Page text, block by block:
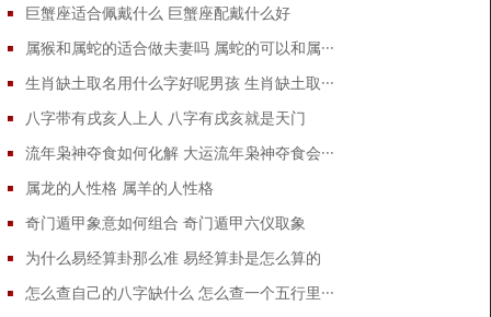
年月支是辰巳午未申戌，贵显。
11、丁丑日庚戌时生
时日相刑，伤妻害子。如果年月支是寅亥申酉，官至三品；是午未子
辰，且行金木运，贵显。
12、丁丑日辛亥时生
生于秋季，财旺；生于夏季，身旺；生于春季，印旺，以上都可以贵
有分寸，自重的特点。具有进取心，对人生没有非分的欲望。但处世
巨蟹座适合佩戴什么 巨蟹座配戴什么好
属猴和属蛇的适合做夫妻吗 属蛇的可以和属···
生肖缺土取名用什么字好呢男孩 生肖缺土取···
八字带有戌亥人上人 八字有戌亥就是天门
流年枭神夺食如何化解 大运流年枭神夺食会···
属龙的人性格 属羊的人性格
奇门遁甲象意如何组合 奇门遁甲六仪取象
为什么易经算卦那么准 易经算卦是怎么算的
怎么查自己的八字缺什么 怎么查一个五行里···